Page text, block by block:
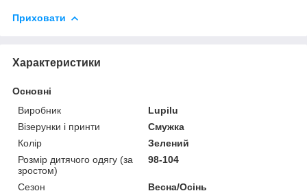
Приховати
Характеристики
Основні
Виробник
Lupilu
Візерунки і принти
Смужка
Колір
Зелений
Розмір дитячого одягу (за
зростом)
98-104
Сезон
Весна/Осінь